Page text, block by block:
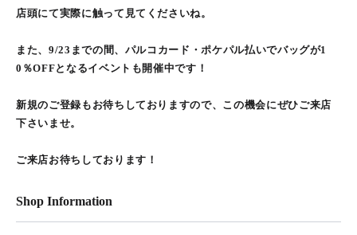
店頭にて実際に触って見てくださいね。
また、9/23までの間、パルコカード・ポケパル払いでバッグが1
0％OFFとなるイベントも開催中です！
新規のご登録もお待ちしておりますので、この機会にぜひご来店
下さいませ。
ご来店お待ちしております！
Shop Information